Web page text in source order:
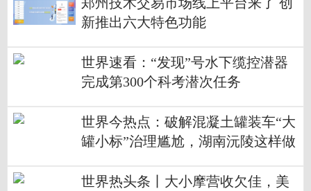
郑州技术交易市场线上平台来了 创
新推出六大特色功能
世界速看：“发现”号水下缆控潜器
完成第300个科考潜次任务
世界今热点：破解混凝土罐装车“大
罐小标”治理尴尬，湖南沅陵这样做
世界热头条丨大小摩营收欠佳，美